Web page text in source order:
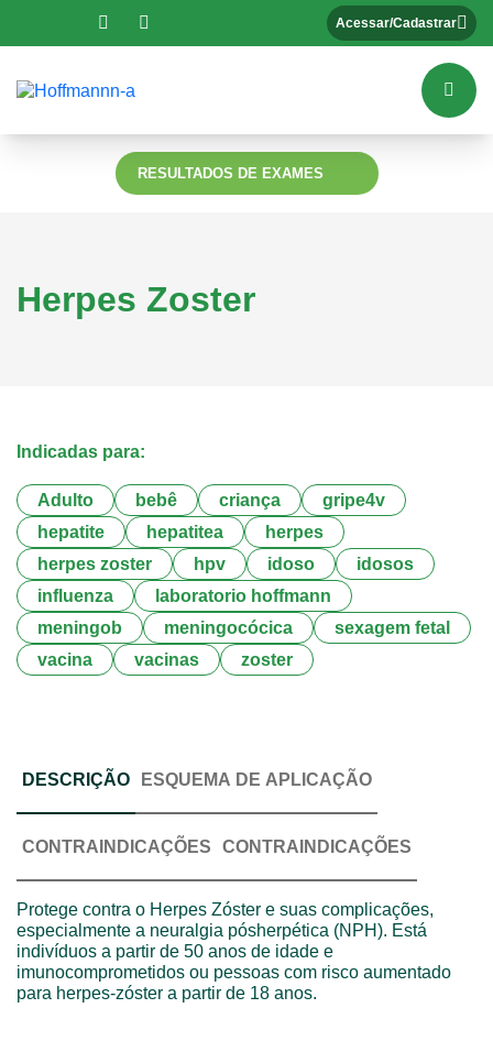
Acessar/Cadastrar
RESULTADOS DE EXAMES
Herpes Zoster
Indicadas para:
Adulto bebê criança
gripe4v
hepatite
hepatitea
herpes
herpes zoster
hpv idoso
idosos
influenza
laboratorio hoffmann
meningob
meningocócica
sexagem fetal
vacina
vacinas zoster
DESCRIÇÃO ESQUEMA DE APLICAÇÃO
CONTRAINDICAÇÕES CONTRAINDICAÇÕES
Protege contra o Herpes Zóster e suas complicações,
especialmente a neuralgia pósherpética (NPH). Está
indivíduos a partir de 50 anos de idade e
imunocomprometidos ou pessoas com risco aumentado
para herpes-zóster a partir de 18 anos.